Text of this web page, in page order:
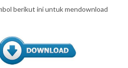
berikut ini untuk mendownload